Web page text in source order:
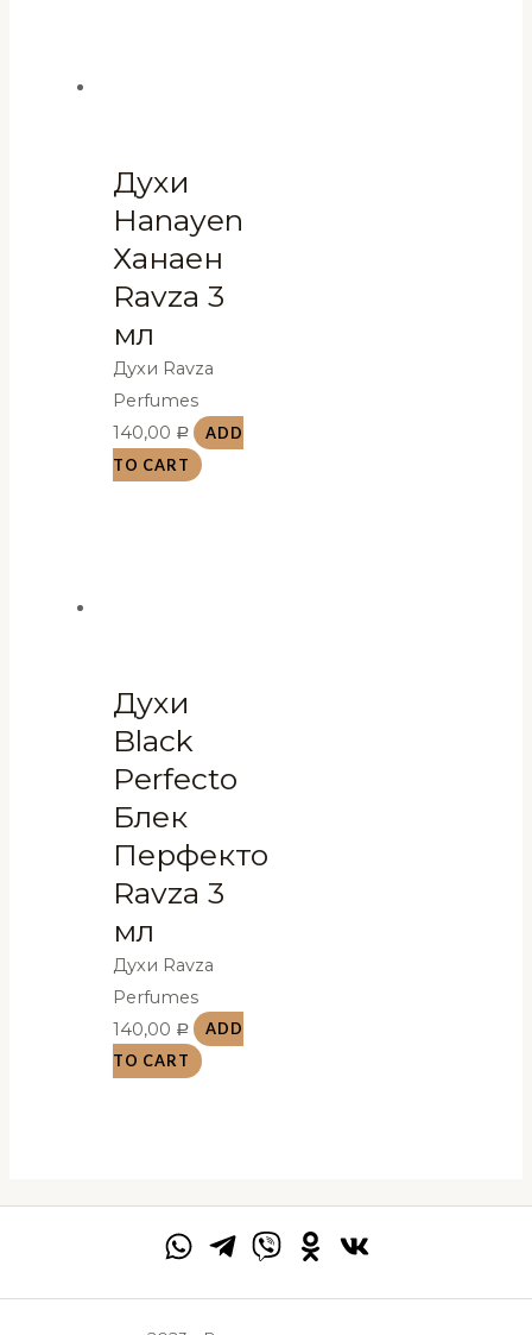
Духи
Hanayen
Ханаен
Ravza 3
мл
Духи Ravza
Perfumes
140,00 Р
ADD
TO CART
Духи
Black
Perfecto
Блек
Перфекто
Ravza 3
мл
Духи Ravza
Perfumes
140,00 Р
ADD
TO CART